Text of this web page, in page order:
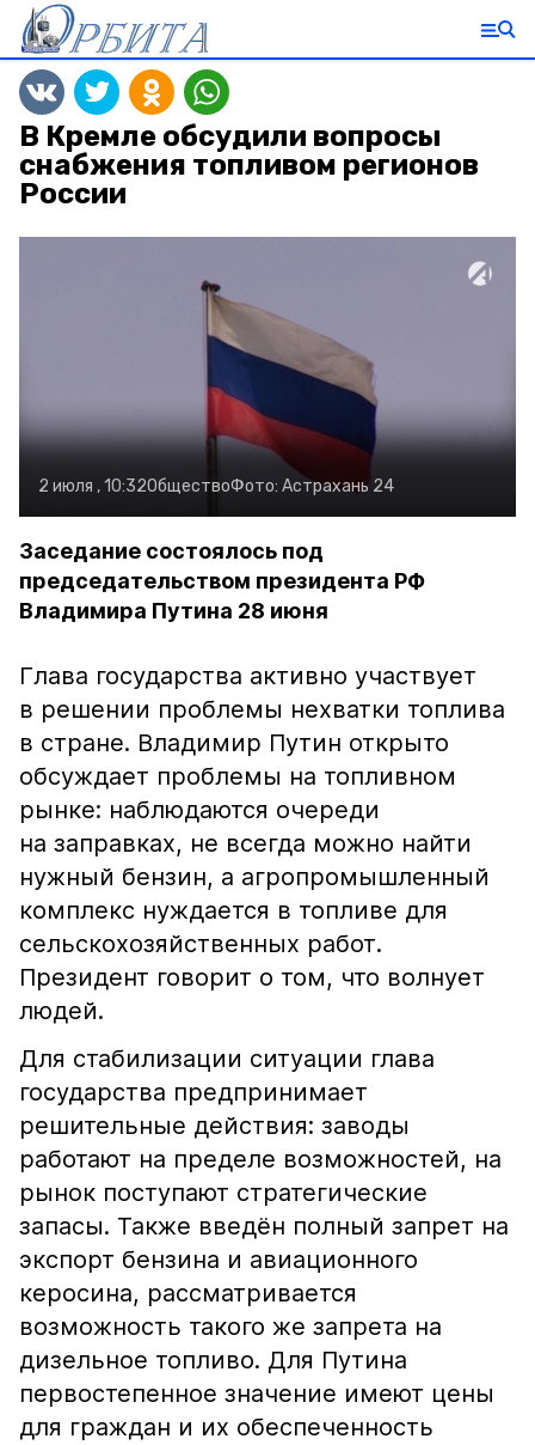
В Кремле обсудили вопросы
снабжения топливом регионов
России
2 июля , 10:32ОбществоФото: Астрахань 24
Заседание состоялось под
председательством президента РФ
Владимира Путина 28 июня
Глава государства активно участвует
в решении проблемы нехватки топлива
в стране. Владимир Путин открыто
обсуждает проблемы на топливном
рынке: наблюдаются очереди
на заправках, не всегда можно найти
нужный бензин, а агропромышленный
комплекс нуждается в топливе для
сельскохозяйственных работ.
Президент говорит о том, что волнует
людей.
Для стабилизации ситуации глава
государства предпринимает
решительные действия: заводы
работают на пределе возможностей, на
рынок поступают стратегические
запасы. Также введён полный запрет на
экспорт бензина и авиационного
керосина, рассматривается
возможность такого же запрета на
дизельное топливо. Для Путина
первостепенное значение имеют цены
для граждан и их обеспеченность